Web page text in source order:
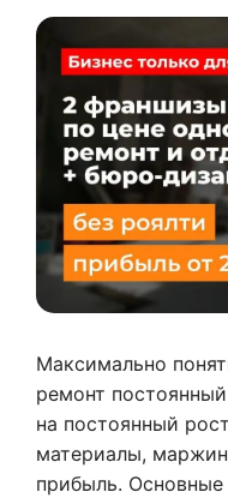
Максимально
ремонт
на постоянный
материалы,
прибыль.